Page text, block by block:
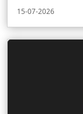
15-07-2026